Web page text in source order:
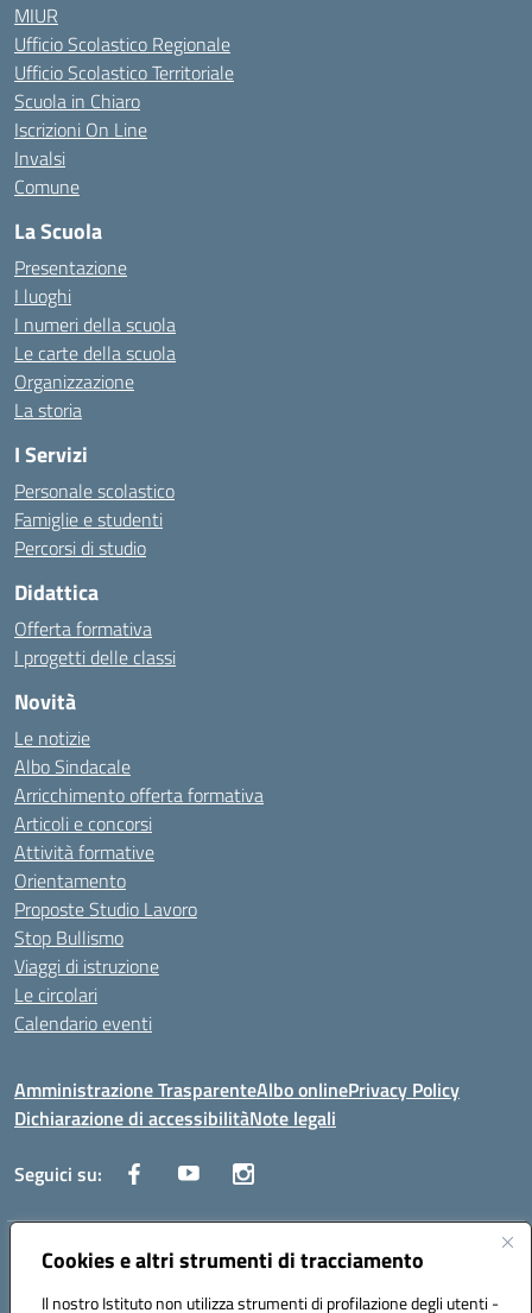
Cookies e altri strumenti di tracciamento
Il nostro Istituto non utilizza strumenti di profilazione degli utenti -
MIUR
Ufficio Scolastico Regionale
Ufficio Scolastico Territoriale
Scuola in Chiaro
Iscrizioni On Line
Invalsi
Comune
La Scuola
Presentazione
I luoghi
I numeri della scuola
Le carte della scuola
Organizzazione
La storia
I Servizi
Personale scolastico
Famiglie e studenti
Percorsi di studio
Didattica
Offerta formativa
I progetti delle classi
Novità
Le notizie
Albo Sindacale
Arricchimento offerta formativa
Articoli e concorsi
Attività formative
Orientamento
Proposte Studio Lavoro
Stop Bullismo
Viaggi di istruzione
Le circolari
Calendario eventi
Amministrazione TrasparenteAlbo onlinePrivacy Policy
Dichiarazione di accessibilitàNote legali
Seguici su:
Indirizzo:Corso Fornari, 1 - 70056 Molfetta
Posta elettronica certificata (PEC):BARH04000D@pec.istruzione.it